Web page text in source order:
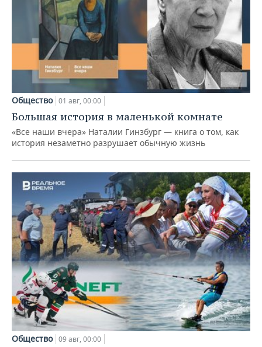
Общество 01 авг, 00:00
Большая история в маленькой комнате
«Все наши вчера» Наталии Гинзбург — книга о том, как
история незаметно разрушает обычную жизнь
Общество 09 авг, 00:00